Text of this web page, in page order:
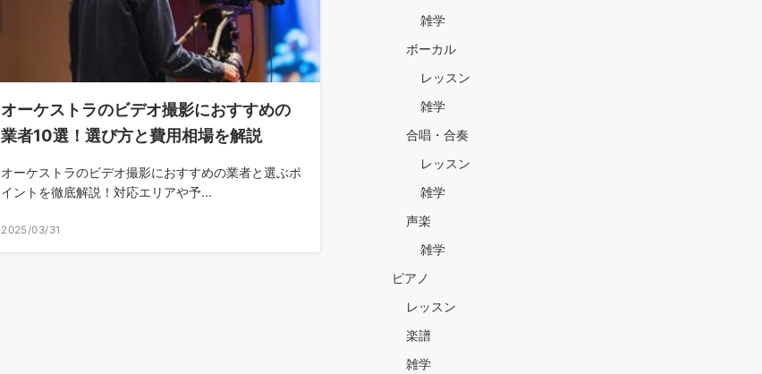
オーケストラのビデオ撮影におすすめの
業者10選！選び方と費用相場を解説
オーケストラのビデオ撮影におすすめの業者と選ぶポ
イントを徹底解説！対応エリアや予...
2025/03/31
雑学
ボーカル
レッスン
雑学
合唱・合奏
レッスン
雑学
声楽
雑学
ピアノ
レッスン
楽譜
雑学